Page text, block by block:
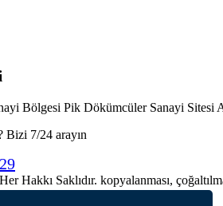
Bölgesi Pik Dökümcüler Sanayi
Bizi 7/24 arayın
Hakkı Saklıdır. kopyalanması,